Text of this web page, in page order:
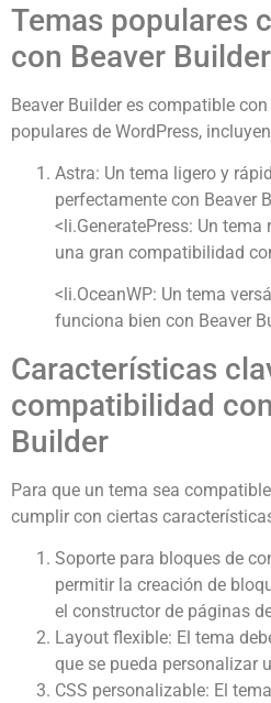
Temas populares
con Beaver Builder
Beaver Builder es compatible
populares de WordPress,
Astra: Un tema ligero y
perfectamente con Beaver
<li.GeneratePress: Un
una gran compatibilidad
<li.OceanWP: Un tema
funciona bien con Beaver
Características
compatibilidad
Builder
Para que un tema sea
cumplir con ciertas
Soporte para bloques de
permitir la creación de
el constructor de páginas
Layout flexible: El tema
que se pueda personalizar
CSS personalizable: El